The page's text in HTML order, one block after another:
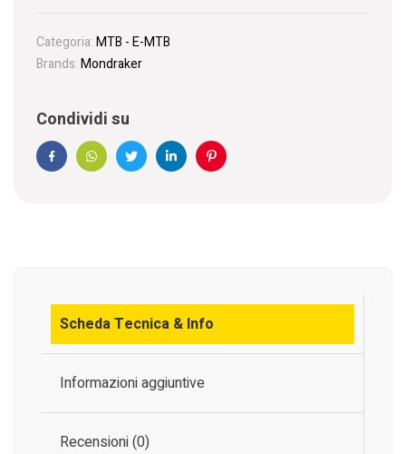
Categoria:MTB - E-MTB
Brands:Mondraker
Condividi su
FacebookWhatsAppTwitterLinkedinPinterest
Scheda Tecnica & Info
Informazioni aggiuntive
Recensioni (0)